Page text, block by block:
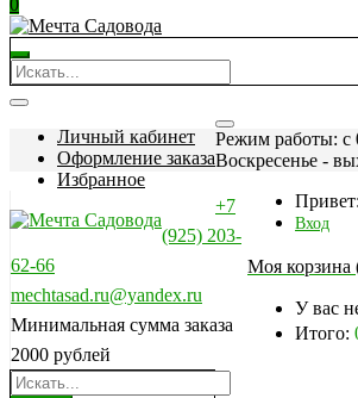
0
Личный кабинет
Оформление заказа
Избранное
Режим работы: c
Воскресенье -
Привет:
Вход
Моя корзина
У вас
Итого:
+7
(925) 203-
62-66
mechtasad.ru@yandex.ru
Минимальная сумма заказа
2000 рублей